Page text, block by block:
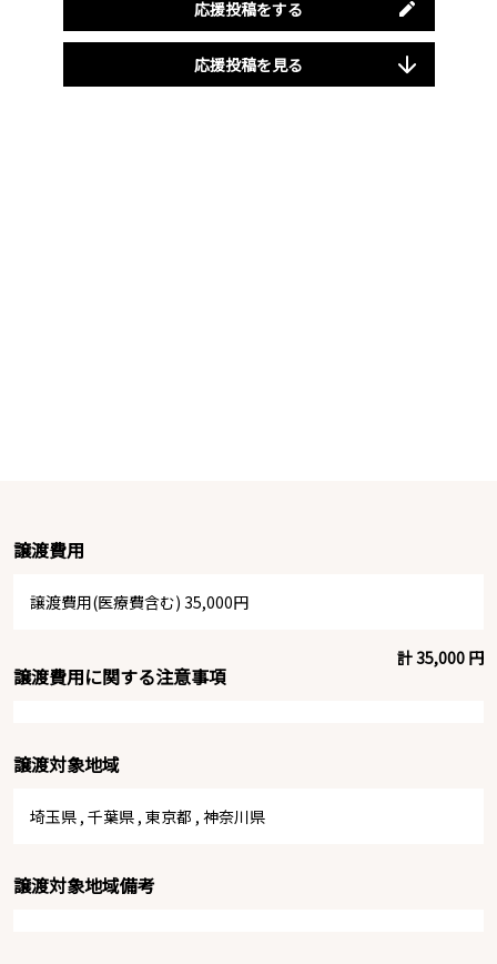
応援投稿をする
応援投稿を見る
譲渡費用
譲渡費用(医療費含む) 35,000円
計 35,000 円
譲渡費用に関する注意事項
譲渡対象地域
埼玉県 , 千葉県 , 東京都 , 神奈川県
譲渡対象地域備考